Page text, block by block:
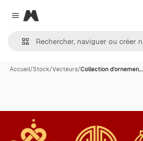
Close menu
Magnific
Accueil/Stock/Vecteurs/Collection d'ornemen…